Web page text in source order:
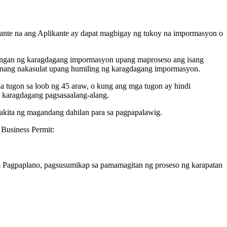
na ang Aplikante ay dapat magbigay ng tukoy na impormasyon o
ng karagdagang impormasyon upang maproseso ang isang
nakasulat upang humiling ng karagdagang impormasyon.
sa loob ng 45 araw, o kung ang mga tugon ay hindi
pagsasaalang-alang.
ng magandang dahilan para sa pagpapalawig.
Permit:
pagsusumikap sa pamamagitan ng proseso ng karapatan